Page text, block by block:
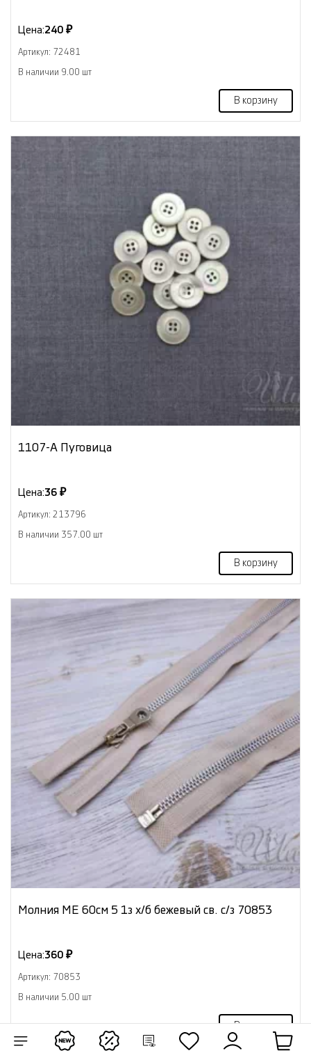
Цена:240 ₽
Артикул: 72481
В наличии 9.00 шт
В корзину
1107-А Пуговица
Цена:36 ₽
Артикул: 213796
В наличии 357.00 шт
В корзину
Молния МЕ 60см 5 1з х/б бежевый св. с/з 70853
Цена:360 ₽
Артикул: 70853
В наличии 5.00 шт
В корзину